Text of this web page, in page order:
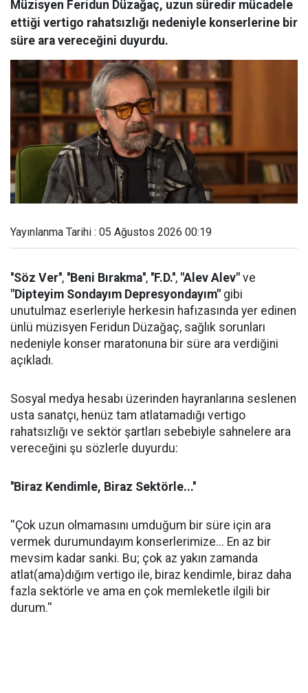
Müzisyen Feridun Düzağaç, uzun süredir mücadele
ettiği vertigo rahatsızlığı nedeniyle konserlerine bir
süre ara vereceğini duyurdu.
Yayınlanma Tarihi : 05 Ağustos 2026 00:19
''Söz Ver'', ''Beni Bırakma'', ''F.D.'', "Alev Alev" ve
"Dipteyim Sondayım Depresyondayım" gibi
unutulmaz eserleriyle herkesin hafızasında yer edinen
ünlü müzisyen Feridun Düzağaç, sağlık sorunları
nedeniyle konser maratonuna bir süre ara verdiğini
açıkladı.
Sosyal medya hesabı üzerinden hayranlarına seslenen
usta sanatçı, henüz tam atlatamadığı vertigo
rahatsızlığı ve sektör şartları sebebiyle sahnelere ara
vereceğini şu sözlerle duyurdu:
''Biraz Kendimle, Biraz Sektörle...''
''Çok uzun olmamasını umduğum bir süre için ara
vermek durumundayım konserlerimize... En az bir
mevsim kadar sanki. Bu; çok az yakın zamanda
atlat(ama)dığım vertigo ile, biraz kendimle, biraz daha
fazla sektörle ve ama en çok memleketle ilgili bir
durum.''